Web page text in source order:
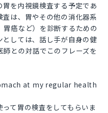
を内視鏡検査する予定であ
は、胃やその他の消化器系
癌など）を診断するための
しては、話し手が自身の健
との対話でこのフレーズを
at my regular health
て胃の検査をしてもらいま